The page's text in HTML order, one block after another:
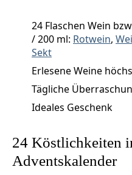
24 Flaschen Wein
/ 200 ml: Rotwein,
Sekt
Erlesene Weine
Tägliche
Ideales Geschenk
24 Köstlichkeiten
Adventskalender